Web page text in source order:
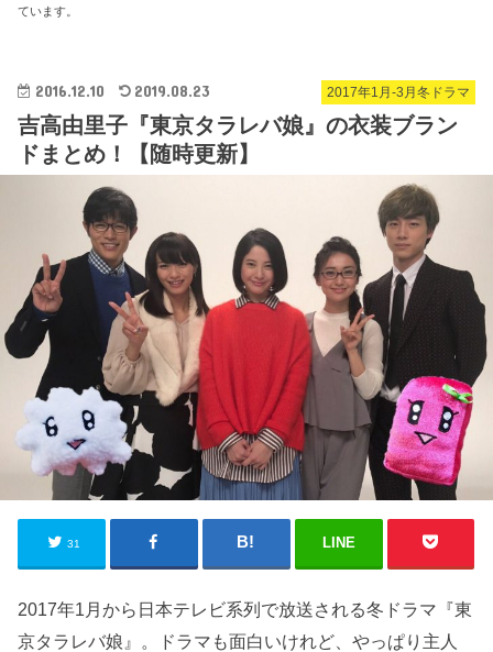
ています。
2017年1月-3月冬ドラマ
2016.12.10 2019.08.23
吉高由里子『東京タラレバ娘』の衣装ブラン
ドまとめ！【随時更新】
31 LINE
2017年1月から日本テレビ系列で放送される冬ドラマ『東
京タラレバ娘』。ドラマも面白いけれど、やっぱり主人